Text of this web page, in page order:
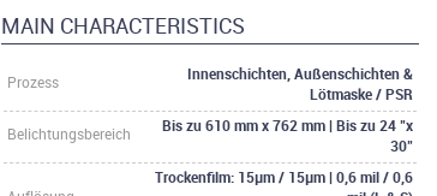
MAIN CHARACTERISTICS
Prozess
Innenschichten, Außenschichten &
Lötmaske / PSR
Belichtungsbereich
Bis zu 610 mm x 762 mm | Bis zu 24 "x
30"
Trockenfilm: 15µm / 15µm | 0,6 mil / 0,6